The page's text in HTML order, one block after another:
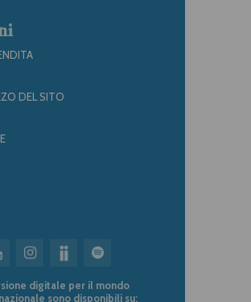
DEL SITO
digitale per il mondo
sono disponibili su: